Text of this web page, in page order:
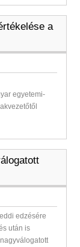
a
egyetemi-
edzésére
után is